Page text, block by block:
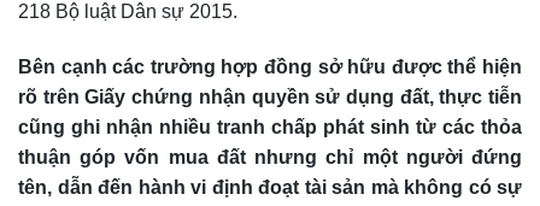
218 Bộ luật Dân sự 2015.
Bên cạnh các trường hợp đồng sở hữu được thể hiện
rõ trên Giấy chứng nhận quyền sử dụng đất, thực tiễn
cũng ghi nhận nhiều tranh chấp phát sinh từ các thỏa
thuận góp vốn mua đất nhưng chỉ một người đứng
tên, dẫn đến hành vi định đoạt tài sản mà không có sự